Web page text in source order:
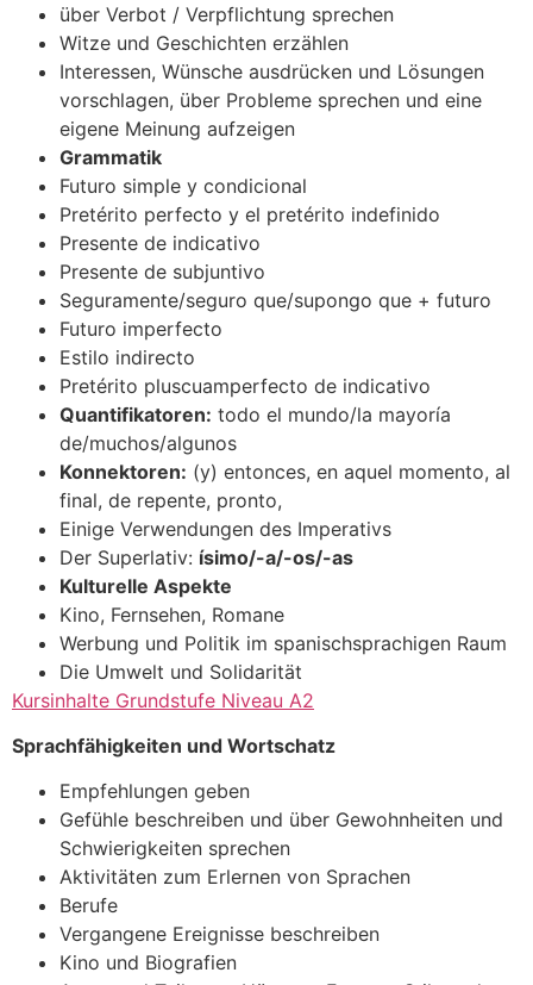
über Verbot / Verpflichtung sprechen
Witze und Geschichten erzählen
Interessen, Wünsche ausdrücken und Lösungen
vorschlagen, über Probleme sprechen und eine
eigene Meinung aufzeigen
Grammatik
Futuro simple y condicional
Pretérito perfecto y el pretérito indefinido
Presente de indicativo
Presente de subjuntivo
Seguramente/seguro que/supongo que + futuro
Futuro imperfecto
Estilo indirecto
Pretérito pluscuamperfecto de indicativo
Quantifikatoren: todo el mundo/la mayoría
de/muchos/algunos
Konnektoren: (y) entonces, en aquel momento, al
final, de repente, pronto,
Einige Verwendungen des Imperativs
Der Superlativ: ísimo/-a/-os/-as
Kulturelle Aspekte
Kino, Fernsehen, Romane
Werbung und Politik im spanischsprachigen Raum
Die Umwelt und Solidarität
Kursinhalte Grundstufe Niveau A2
Sprachfähigkeiten und Wortschatz
Empfehlungen geben
Gefühle beschreiben und über Gewohnheiten und
Schwierigkeiten sprechen
Aktivitäten zum Erlernen von Sprachen
Berufe
Vergangene Ereignisse beschreiben
Kino und Biografien